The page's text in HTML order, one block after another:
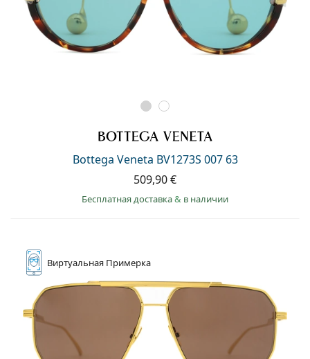
Bottega Veneta BV1273S 007 63
509,90 €
Бесплатная доставка& в наличии
Виртуальная Примерка